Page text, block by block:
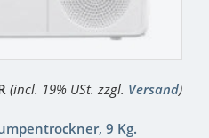
(incl. 19% USt. zzgl. Versand)
9 Kg.